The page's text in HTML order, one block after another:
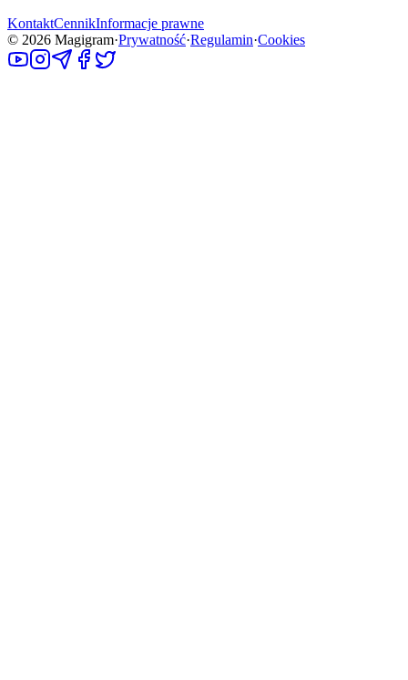
KontaktCennikInformacje prawne
© 2026 Magigram·Prywatność·Regulamin·Cookies